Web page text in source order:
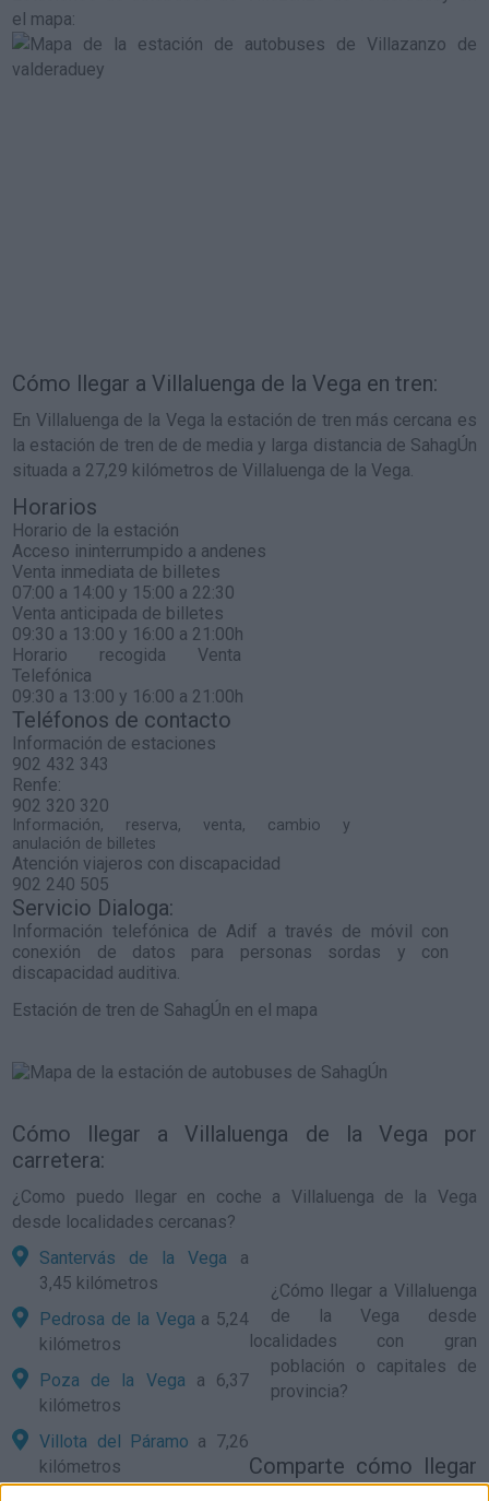
el mapa:
Cómo llegar a Villaluenga de la Vega en tren:
En Villaluenga de la Vega la estación de tren más cercana es
la estación de tren de de media y larga distancia de SahagÚn
situada a 27,29 kilómetros de Villaluenga de la Vega.
Horarios
Horario de la estación
Acceso ininterrumpido a andenes
Venta inmediata de billetes
07:00 a 14:00 y 15:00 a 22:30
Venta anticipada de billetes
09:30 a 13:00 y 16:00 a 21:00h
Horario recogida Venta
Telefónica
09:30 a 13:00 y 16:00 a 21:00h
Teléfonos de contacto
Información de estaciones
902 432 343
Renfe:
902 320 320
Información, reserva, venta, cambio y
anulación de billetes
Atención viajeros con discapacidad
902 240 505
Servicio Dialoga:
Información telefónica de Adif a través de móvil con
conexión de datos para personas sordas y con
discapacidad auditiva.
Estación de tren de SahagÚn en el mapa
Cómo llegar a Villaluenga de la Vega por
carretera:
¿Como puedo llegar en coche a Villaluenga de la Vega
desde localidades cercanas?
Santervás de la Vega a
3,45 kilómetros
Pedrosa de la Vega a 5,24
kilómetros
Poza de la Vega a 6,37
kilómetros
Villota del Páramo a 7,26
kilómetros
¿ Cómo llegar a Villaluenga
de la Vega desde
localidades con gran
población o capitales de
provincia?
Comparte cómo llegar
a Villaluenga de la